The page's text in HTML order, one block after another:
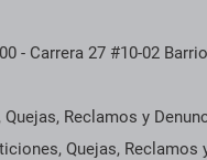
- Carrera 27 #10-02
Reclamos y
Quejas,